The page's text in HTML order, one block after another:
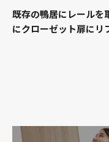
既存の鴨居にレールを
にクローゼット扉にリ